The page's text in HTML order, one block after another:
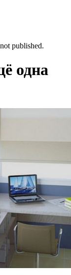
published.
одна